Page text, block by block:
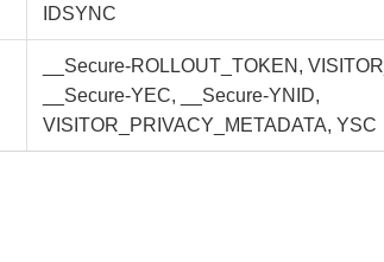
IDSYNC
__Secure-ROLLOUT_TOKEN,
__Secure-YEC, __Secure-YNID,
VISITOR_PRIVACY_METADATA, YSC